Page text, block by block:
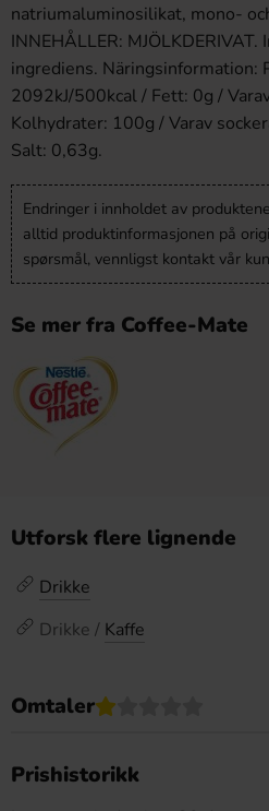
natriumaluminosilikat, mono-
INNEHÅLLER:
ingrediens. Näringsinformation:
2092kJ/500kcal / Fett: 0g /
Kolhydrater: 100g / Varav
Salt: 0,63g.
Endringer i innholdet av
alltid produktinformasjonen på
spørsmål, vennligst kontakt vår
Se mer fra Coffee-Mate
Utforsk flere lignende
Drikke
Drikke / Kaffe
Omtaler
Prishistorikk